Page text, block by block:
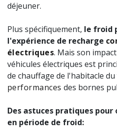
déjeuner.
Plus spécifiquement, le froid
l'expérience de recharge
électriques. Mais son
véhicules électriques est
de chauffage de l'habitacle
performances des bornes
Des astuces pratiques
en période de froid: